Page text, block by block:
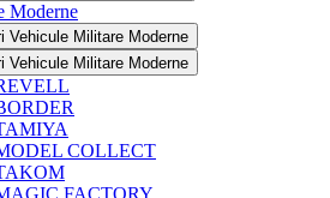
Moderne
Vehicule Militare Moderne
Vehicule Militare Moderne
COLLECT